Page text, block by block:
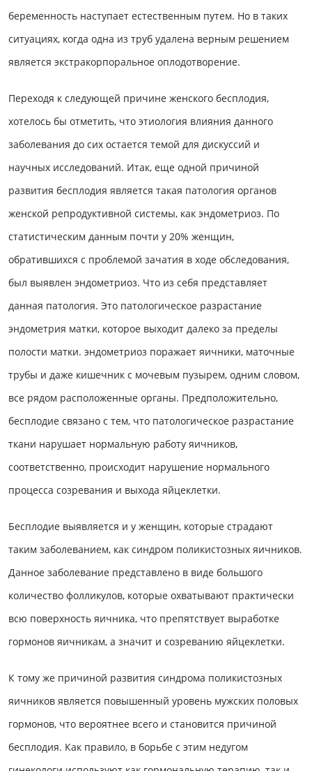
беременность наступает естественным путем. Но в таких
ситуациях, когда одна из труб удалена верным решением
является экстракорпоральное оплодотворение.
Переходя к следующей причине женского бесплодия,
хотелось бы отметить, что этиология влияния данного
заболевания до сих остается темой для дискуссий и
научных исследований. Итак, еще одной причиной
развития бесплодия является такая патология органов
женской репродуктивной системы, как эндометриоз. По
статистическим данным почти у 20% женщин,
обратившихся с проблемой зачатия в ходе обследования,
был выявлен эндометриоз. Что из себя представляет
данная патология. Это патологическое разрастание
эндометрия матки, которое выходит далеко за пределы
полости матки. эндометриоз поражает яичники, маточные
трубы и даже кишечник с мочевым пузырем, одним словом,
все рядом расположенные органы. Предположительно,
бесплодие связано с тем, что патологическое разрастание
ткани нарушает нормальную работу яичников,
соответственно, происходит нарушение нормального
процесса созревания и выхода яйцеклетки.
Бесплодие выявляется и у женщин, которые страдают
таким заболеванием, как синдром поликистозных яичников.
Данное заболевание представлено в виде большого
количество фолликулов, которые охватывают практически
всю поверхность яичника, что препятствует выработке
гормонов яичникам, а значит и созреванию яйцеклетки.
К тому же причиной развития синдрома поликистозных
яичников является повышенный уровень мужских половых
гормонов, что вероятнее всего и становится причиной
бесплодия. Как правило, в борьбе с этим недугом